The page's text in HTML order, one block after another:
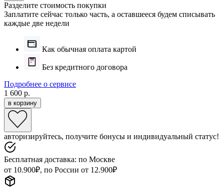
Разделите стоимость покупки
Заплатите сейчас только часть, а оставшееся будем списывать
каждые две недели
Как обычная оплата картой
Без кредитного договора
Подробнее о сервисе
1 600 р.
в корзину
авторизируйтесь, получите бонусы и индивидуальный статус!
Бесплатная доставка: по Москве
от 10.900₽, по России от 12.900₽